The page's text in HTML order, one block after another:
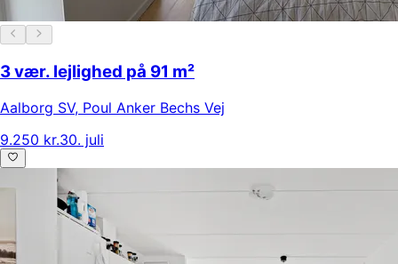
3 vær. lejlighed på 91 m²
Aalborg SV, Poul Anker Bechs Vej
9.250 kr.30. juli